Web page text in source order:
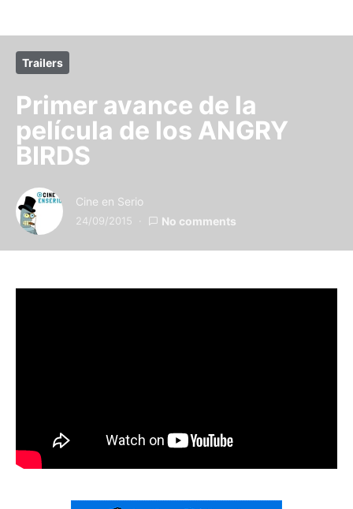
Trailers
Primer avance de la
película de los ANGRY
BIRDS
Cine en Serio
24/09/2015 No comments